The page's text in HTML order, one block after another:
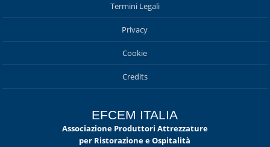
Termini Legali
Privacy
Cookie
Credits
EFCEM ITALIA
Associazione Produttori Attrezzature
per Ristorazione e Ospitalità